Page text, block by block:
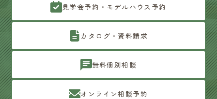
見学会予約・モデルハウス予約
カタログ・資料請求
無料個別相談
オンライン相談予約